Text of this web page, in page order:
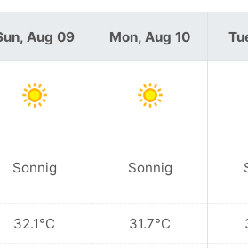
Aug 09
Sonnig
32.1°C
Mon, Aug 10
Sonnig
31.7°C